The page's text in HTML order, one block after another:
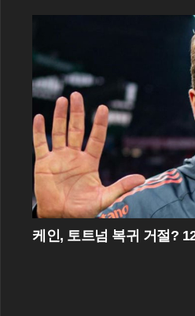
케인, 토트넘 복귀 거절?